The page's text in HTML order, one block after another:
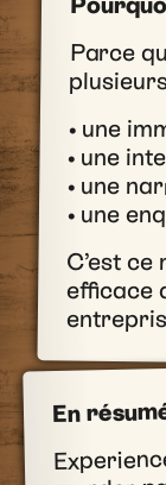
Parce
• une
• une
• une
• une
C’est
En